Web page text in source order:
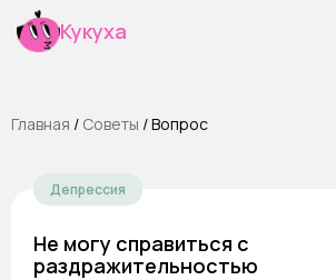
Кукуха
Главная / Cоветы /Вопрос
Депрессия
Не могу справиться с
раздражительностью